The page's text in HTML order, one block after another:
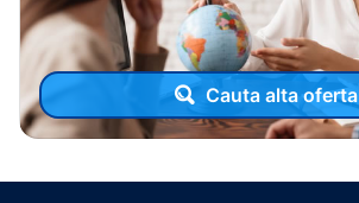
Cauta alta oferta